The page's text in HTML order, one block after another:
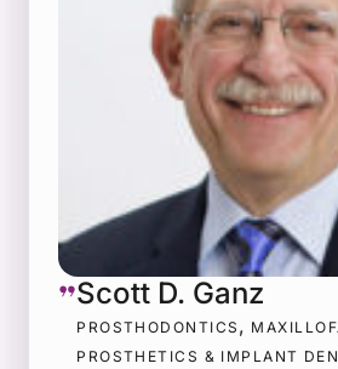
Scott D. Ganz
PROSTHODONTICS ,
PROSTHETICS & IMPLANT